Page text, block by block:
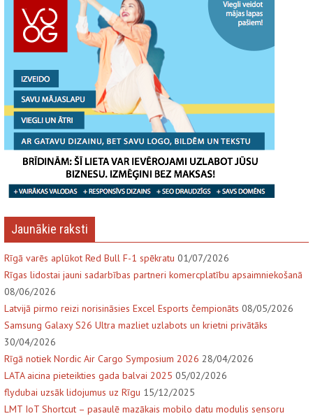
Jaunākie raksti
Rīgā varēs aplūkot Red Bull F-1 spēkratu 01/07/2026
Rīgas lidostai jauni sadarbības partneri komercplatību apsaimniekošanā
08/06/2026
Latvijā pirmo reizi norisināsies Excel Esports čempionāts 08/05/2026
Samsung Galaxy S26 Ultra mazliet uzlabots un krietni privātāks
30/04/2026
Rīgā notiek Nordic Air Cargo Symposium 2026 28/04/2026
LATA aicina pieteikties gada balvai 2025 05/02/2026
flydubai uzsāk lidojumus uz Rīgu 15/12/2025
LMT IoT Shortcut – pasaulē mazākais mobilo datu modulis sensoru